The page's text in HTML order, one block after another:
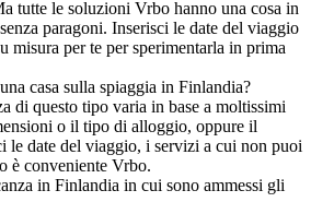
tutte le soluzioni Vrbo hanno una cosa in
paragoni. Inserisci le date del viaggio
misura per te per sperimentarla in prima
casa sulla spiaggia in Finlandia?
di questo tipo varia in base a moltissimi
o il tipo di alloggio, oppure il
le date del viaggio, i servizi a cui non puoi
è conveniente Vrbo.
in Finlandia in cui sono ammessi gli